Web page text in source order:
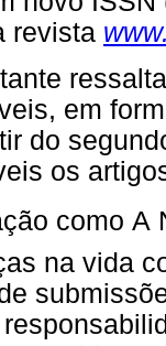
revista
em
do
os
como
na vida